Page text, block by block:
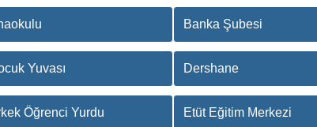
Banka Şubesi
Yuvası Dershane
Öğrenci Yurdu Etüt Eğitim Merkezi